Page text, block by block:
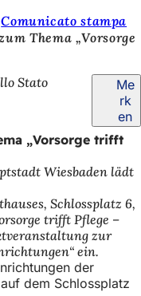
Comunicato stampa
Thema „Vorsorge
Stato
Me
rk
en
„Vorsorge trifft
Wiesbaden lädt
Schlossplatz 6,
trifft Pflege –
zur
ein.
der
dem Schlossplatz